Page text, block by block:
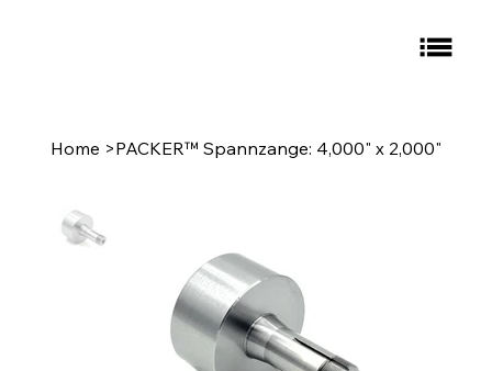
Home >PACKER™ Spannzange: 4,000" x 2,000"